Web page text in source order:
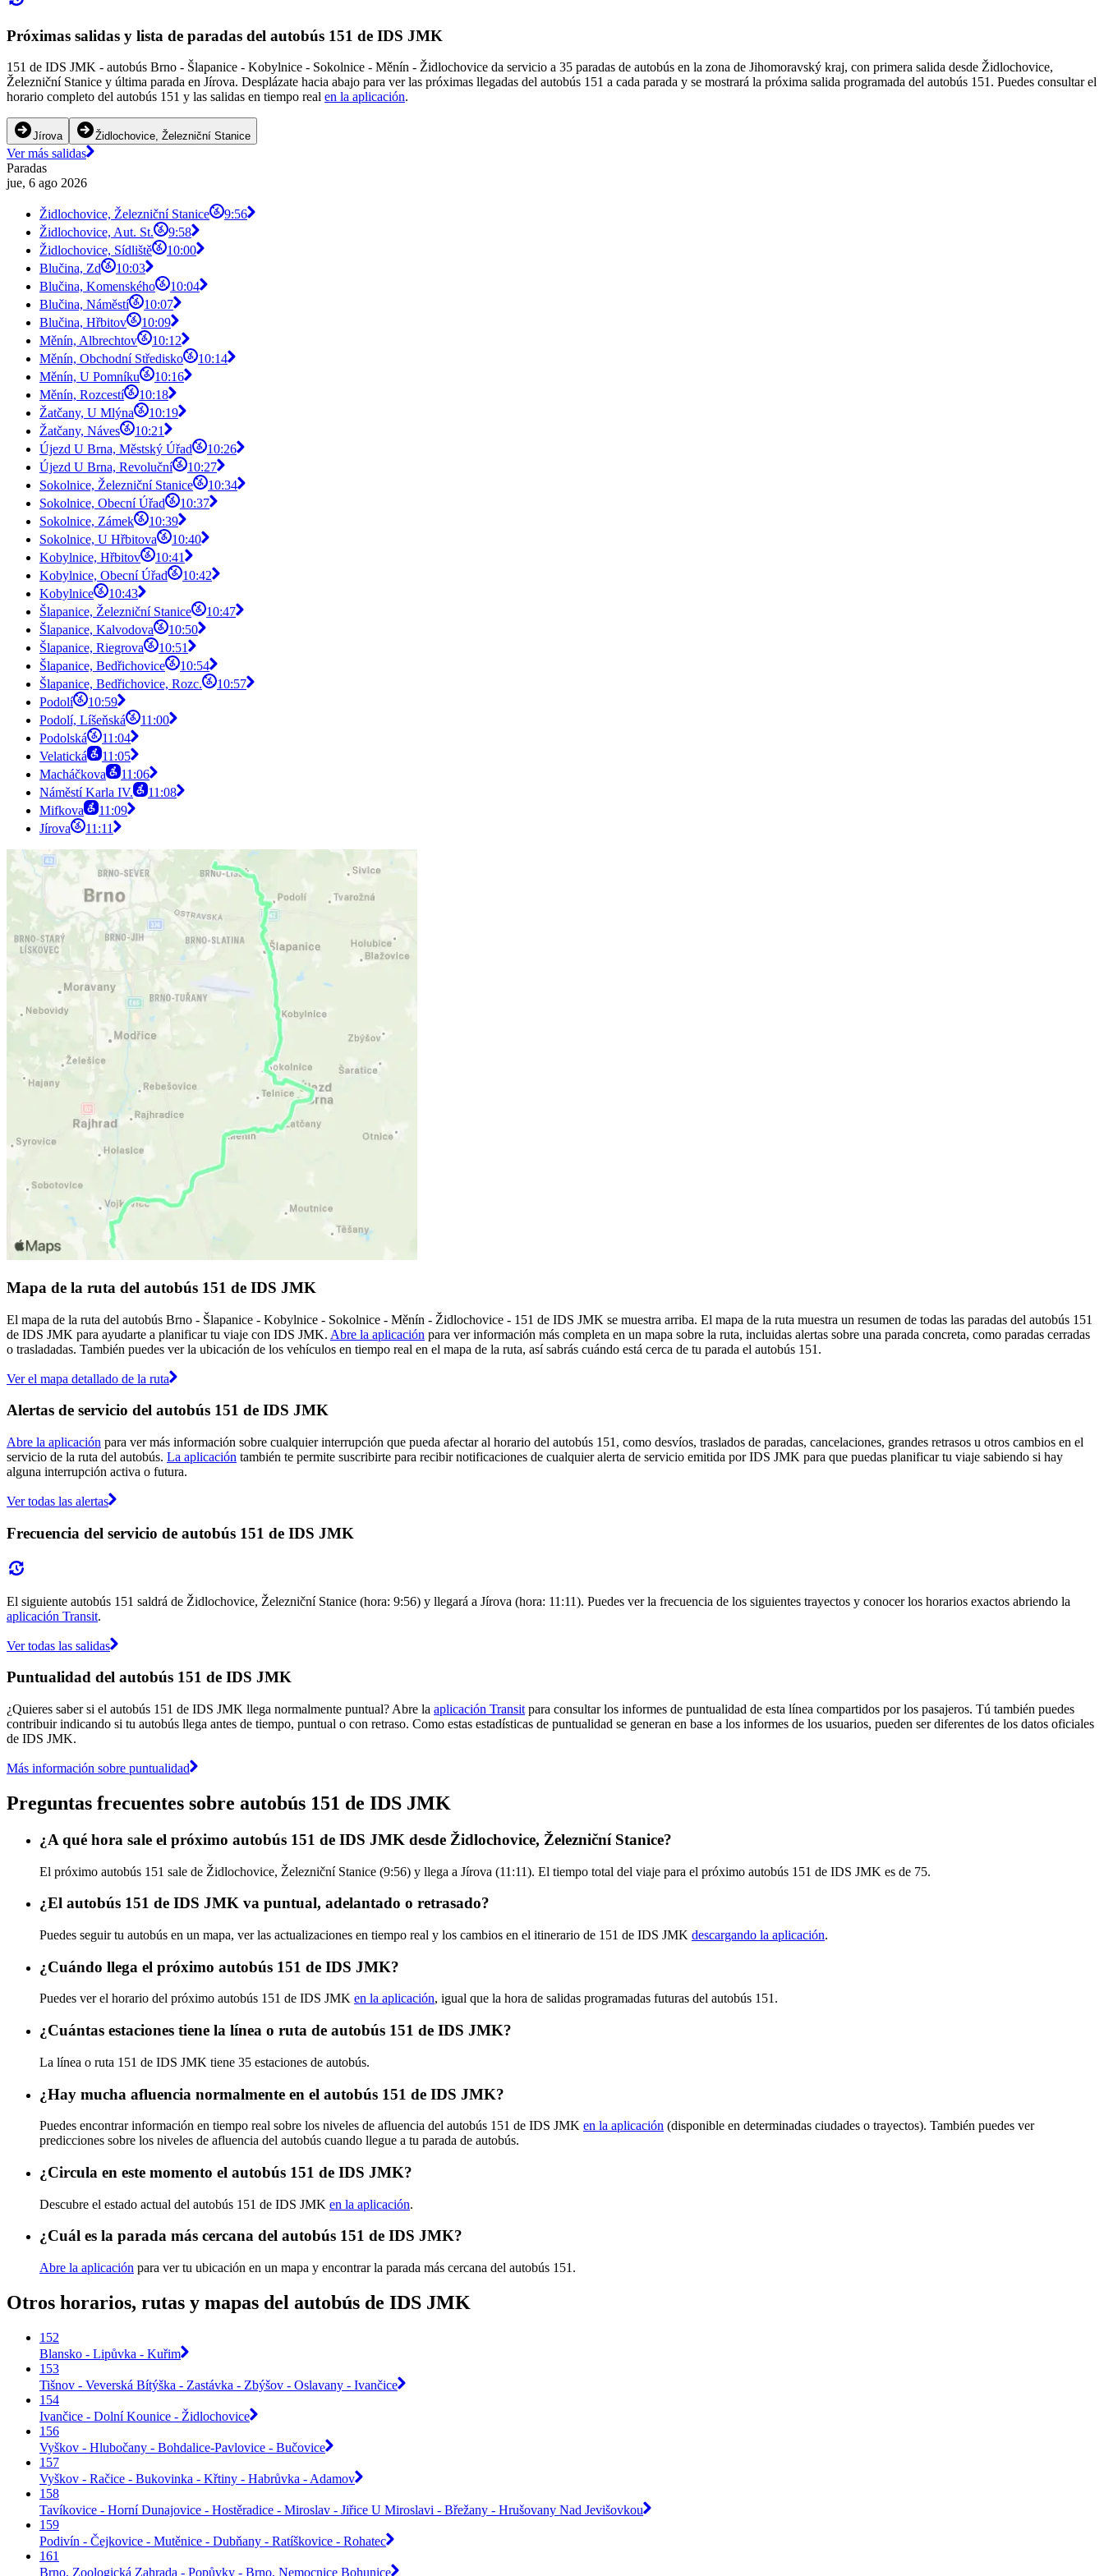
Próximas salidas y lista de paradas del autobús 151 de IDS JMK
151 de IDS JMK - autobús Brno - Šlapanice - Kobylnice - Sokolnice - Měnín - Židlochovice da servicio a 35 paradas de autobús en la zona de Jihomoravský kraj, con primera salida desde Židlochovice,
Železniční Stanice y última parada en Jírova. Desplázate hacia abajo para ver las próximas llegadas del autobús 151 a cada parada y se mostrará la próxima salida programada del autobús 151. Puedes consultar el
horario completo del autobús 151 y las salidas en tiempo real en la aplicación.
Jírova Židlochovice, Železniční Stanice
Ver más salidas
Paradas
jue, 6 ago 2026
Židlochovice, Železniční Stanice
9:56
Židlochovice, Aut. St.
9:58
Židlochovice, Sídliště
10:00
Blučina, Zd
10:03
Blučina, Komenského
10:04
Blučina, Náměstí
10:07
Blučina, Hřbitov
10:09
Měnín, Albrechtov
10:12
Měnín, Obchodní Středisko
10:14
Měnín, U Pomníku
10:16
Měnín, Rozcestí
10:18
Žatčany, U Mlýna
10:19
Žatčany, Náves
10:21
Újezd U Brna, Městský Úřad
10:26
Újezd U Brna, Revoluční
10:27
Sokolnice, Železniční Stanice
10:34
Sokolnice, Obecní Úřad
10:37
Sokolnice, Zámek
10:39
Sokolnice, U Hřbitova
10:40
Kobylnice, Hřbitov
10:41
Kobylnice, Obecní Úřad
10:42
Kobylnice
10:43
Šlapanice, Železniční Stanice
10:47
Šlapanice, Kalvodova
10:50
Šlapanice, Riegrova
10:51
Šlapanice, Bedřichovice
10:54
Šlapanice, Bedřichovice, Rozc.
10:57
Podolí
10:59
Podolí, Líšeňská
11:00
Podolská
11:04
Velatická
11:05
Macháčkova
11:06
Náměstí Karla IV.
11:08
Mifkova
11:09
Jírova
11:11
Mapa de la ruta del autobús 151 de IDS JMK
El mapa de la ruta del autobús Brno - Šlapanice - Kobylnice - Sokolnice - Měnín - Židlochovice - 151 de IDS JMK se muestra arriba. El mapa de la ruta muestra un resumen de todas las paradas del autobús 151
de IDS JMK para ayudarte a planificar tu viaje con IDS JMK. Abre la aplicación para ver información más completa en un mapa sobre la ruta, incluidas alertas sobre una parada concreta, como paradas cerradas
o trasladadas. También puedes ver la ubicación de los vehículos en tiempo real en el mapa de la ruta, así sabrás cuándo está cerca de tu parada el autobús 151.
Ver el mapa detallado de la ruta
Alertas de servicio del autobús 151 de IDS JMK
Abre la aplicación para ver más información sobre cualquier interrupción que pueda afectar al horario del autobús 151, como desvíos, traslados de paradas, cancelaciones, grandes retrasos u otros cambios en el
servicio de la ruta del autobús. La aplicación también te permite suscribirte para recibir notificaciones de cualquier alerta de servicio emitida por IDS JMK para que puedas planificar tu viaje sabiendo si hay
alguna interrupción activa o futura.
Ver todas las alertas
Frecuencia del servicio de autobús 151 de IDS JMK
El siguiente autobús 151 saldrá de Židlochovice, Železniční Stanice (hora: 9:56) y llegará a Jírova (hora: 11:11). Puedes ver la frecuencia de los siguientes trayectos y conocer los horarios exactos abriendo la
aplicación Transit.
Ver todas las salidas
Puntualidad del autobús 151 de IDS JMK
¿Quieres saber si el autobús 151 de IDS JMK llega normalmente puntual? Abre la aplicación Transit para consultar los informes de puntualidad de esta línea compartidos por los pasajeros. Tú también puedes
contribuir indicando si tu autobús llega antes de tiempo, puntual o con retraso. Como estas estadísticas de puntualidad se generan en base a los informes de los usuarios, pueden ser diferentes de los datos oficiales
de IDS JMK.
Más información sobre puntualidad
Preguntas frecuentes sobre autobús 151 de IDS JMK
¿A qué hora sale el próximo autobús 151 de IDS JMK desde Židlochovice, Železniční Stanice?
El próximo autobús 151 sale de Židlochovice, Železniční Stanice (9:56) y llega a Jírova (11:11). El tiempo total del viaje para el próximo autobús 151 de IDS JMK es de 75.
¿El autobús 151 de IDS JMK va puntual, adelantado o retrasado?
Puedes seguir tu autobús en un mapa, ver las actualizaciones en tiempo real y los cambios en el itinerario de 151 de IDS JMK descargando la aplicación.
¿Cuándo llega el próximo autobús 151 de IDS JMK?
Puedes ver el horario del próximo autobús 151 de IDS JMK en la aplicación, igual que la hora de salidas programadas futuras del autobús 151.
¿Cuántas estaciones tiene la línea o ruta de autobús 151 de IDS JMK?
La línea o ruta 151 de IDS JMK tiene 35 estaciones de autobús.
¿Hay mucha afluencia normalmente en el autobús 151 de IDS JMK?
Puedes encontrar información en tiempo real sobre los niveles de afluencia del autobús 151 de IDS JMK en la aplicación (disponible en determinadas ciudades o trayectos). También puedes ver
predicciones sobre los niveles de afluencia del autobús cuando llegue a tu parada de autobús.
¿Circula en este momento el autobús 151 de IDS JMK?
Descubre el estado actual del autobús 151 de IDS JMK en la aplicación.
¿Cuál es la parada más cercana del autobús 151 de IDS JMK?
Abre la aplicación para ver tu ubicación en un mapa y encontrar la parada más cercana del autobús 151.
Otros horarios, rutas y mapas del autobús de IDS JMK
152
Blansko - Lipůvka - Kuřim
153
Tišnov - Veverská Bítýška - Zastávka - Zbýšov - Oslavany - Ivančice
154
Ivančice - Dolní Kounice - Židlochovice
156
Vyškov - Hlubočany - Bohdalice-Pavlovice - Bučovice
157
Vyškov - Račice - Bukovinka - Křtiny - Habrůvka - Adamov
158
Tavíkovice - Horní Dunajovice - Hostěradice - Miroslav - Jiřice U Miroslavi - Břežany - Hrušovany Nad Jevišovkou
159
Podivín - Čejkovice - Mutěnice - Dubňany - Ratíškovice - Rohatec
161
Brno, Zoologická Zahrada - Popůvky - Brno, Nemocnice Bohunice